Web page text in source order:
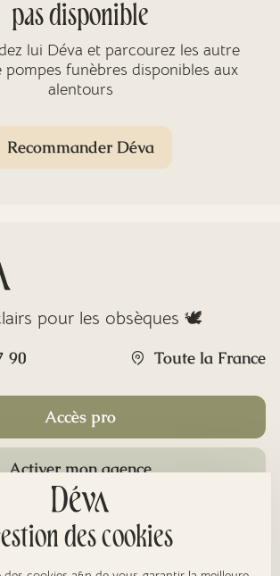
pas disponible
lui Déva et parcourez les autre
pompes funèbres disponibles aux
alentours
Recommander Déva
pour les obsèques 🕊️
90 Toute la France
Accès pro
Activer mon agence
des cookies